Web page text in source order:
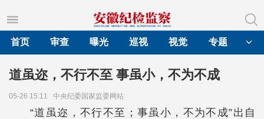
首页
审查 曝光 巡视 视觉 专题
道虽迩，不行不至 事虽小，不为不成
05-26 15:11 中央纪委国家监委网站
“道虽迩，不行不至；事虽小，不为不成”出自